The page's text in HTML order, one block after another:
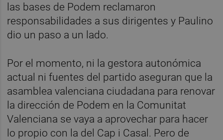
las bases de Podem reclamaron
responsabilidades a sus dirigentes y Paulino
dio un paso a un lado.
Por el momento, ni la gestora autonómica
actual ni fuentes del partido aseguran que la
asamblea valenciana ciudadana para renovar
la dirección de Podem en la Comunitat
Valenciana se vaya a aprovechar para hacer
lo propio con la del Cap i Casal. Pero de